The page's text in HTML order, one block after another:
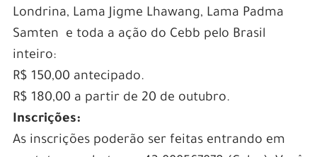
Londrina, Lama Jigme Lhawang, Lama Padma
Samten e toda a ação do Cebb pelo Brasil
inteiro:
R$ 150,00 antecipado.
R$ 180,00 a partir de 20 de outubro.
Inscrições:
As inscrições poderão ser feitas entrando em